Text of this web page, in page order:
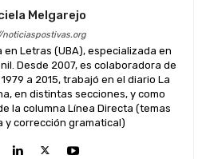
Melgarejo
Letras (UBA), especializada en
Desde 2007, es colaboradora de
a 2015, trabajó en el diario La
en distintas secciones, y como
la columna Línea Directa (temas
y corrección gramatical)